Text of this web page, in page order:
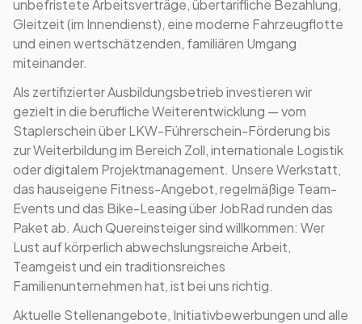
unbefristete Arbeitsverträge, übertarifliche Bezahlung,
Gleitzeit (im Innendienst), eine moderne Fahrzeugflotte
und einen wertschätzenden, familiären Umgang
miteinander.
Als zertifizierter Ausbildungsbetrieb investieren wir
gezielt in die berufliche Weiterentwicklung — vom
Staplerschein über LKW-Führerschein-Förderung bis
zur Weiterbildung im Bereich Zoll, internationale Logistik
oder digitalem Projektmanagement. Unsere Werkstatt,
das hauseigene Fitness-Angebot, regelmäßige Team-
Events und das Bike-Leasing über JobRad runden das
Paket ab. Auch Quereinsteiger sind willkommen: Wer
Lust auf körperlich abwechslungsreiche Arbeit,
Teamgeist und ein traditionsreiches
Familienunternehmen hat, ist bei uns richtig.
Aktuelle Stellenangebote, Initiativbewerbungen und alle